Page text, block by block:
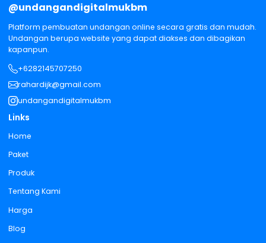
@undangandigitalmukbm
Platform pembuatan undangan online secara gratis dan mudah.
Undangan berupa website yang dapat diakses dan dibagikan
kapanpun.
+6282145707250
rahardijk@gmail.com
undangandigitalmukbm
Links
Home
Paket
Produk
Tentang Kami
Harga
Blog